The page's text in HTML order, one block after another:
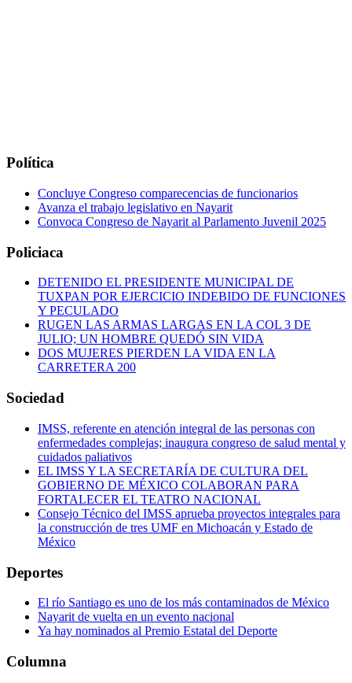
Política
Concluye Congreso comparecencias de funcionarios
Avanza el trabajo legislativo en Nayarit
Convoca Congreso de Nayarit al Parlamento Juvenil 2025
Policiaca
DETENIDO EL PRESIDENTE MUNICIPAL DE
TUXPAN POR EJERCICIO INDEBIDO DE FUNCIONES
Y PECULADO
RUGEN LAS ARMAS LARGAS EN LA COL 3 DE
JULIO; UN HOMBRE QUEDÓ SIN VIDA
DOS MUJERES PIERDEN LA VIDA EN LA
CARRETERA 200
Sociedad
IMSS, referente en atención integral de las personas con
enfermedades complejas; inaugura congreso de salud mental y
cuidados paliativos
EL IMSS Y LA SECRETARÍA DE CULTURA DEL
GOBIERNO DE MÉXICO COLABORAN PARA
FORTALECER EL TEATRO NACIONAL
Consejo Técnico del IMSS aprueba proyectos integrales para
la construcción de tres UMF en Michoacán y Estado de
México
Deportes
El río Santiago es uno de los más contaminados de México
Nayarit de vuelta en un evento nacional
Ya hay nominados al Premio Estatal del Deporte
Columna